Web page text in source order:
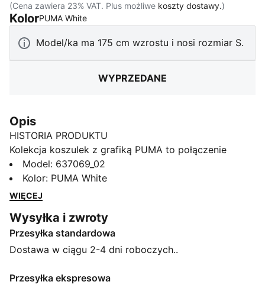
(Cena zawiera 23% VAT. Plus możliwe koszty dostawy.)
KolorPUMA White:
Model/ka ma 175 cm wzrostu i nosi rozmiar S.
WYPRZEDANE
Opis
HISTORIA PRODUKTU
Kolekcja koszulek z grafiką PUMA to połączenie
inspirujących grafik i minimalistycznego stylu, które
zapewniają wygodę i wyrazisty wygląd. Od
abstrakcyjnych wzorów po kultowe logo, każdy
dzięki niewymuszonemu luzowi.
CECHY + KORZYŚCI
Produkt wykonany w co najmniej 20% z bawełny
SZCZEGÓŁY
Model: 637069_02
Kolor: PUMA White
WIĘCEJ
Wysyłka i zwroty
Przesyłka standardowa
Dostawa w ciągu 2-4 dni roboczych..
Przesyłka ekspresowa